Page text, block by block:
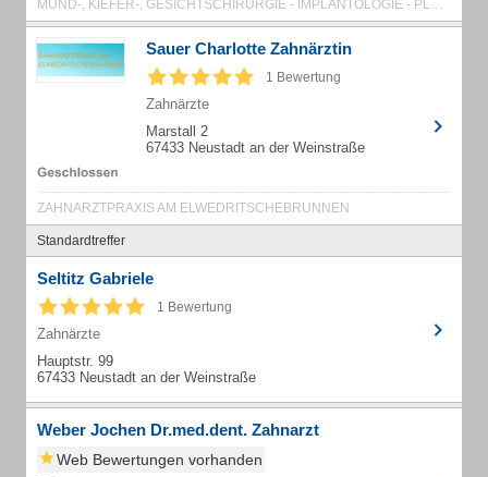
MUND-, KIEFER-, GESICHTSCHIRURGIE - IMPLANTOLOGIE - PLASTISCHE OP'S
Sauer Charlotte Zahnärztin
1 Bewertung
Zahnärzte
Marstall 2
67433 Neustadt an der Weinstraße
ZAHNARZTPRAXIS AM ELWEDRITSCHEBRUNNEN
Standardtreffer
Seltitz Gabriele
1 Bewertung
Zahnärzte
Hauptstr. 99
67433 Neustadt an der Weinstraße
Weber Jochen Dr.med.dent. Zahnarzt
Web Bewertungen vorhanden